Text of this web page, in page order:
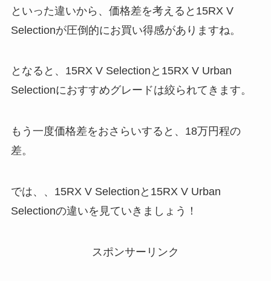
といった違いから、価格差を考えると15RX V
Selectionが圧倒的にお買い得感がありますね。
となると、15RX V Selectionと15RX V Urban
Selectionにおすすめグレードは絞られてきます。
もう一度価格差をおさらいすると、18万円程の
差。
では、、15RX V Selectionと15RX V Urban
Selectionの違いを見ていきましょう！
スポンサーリンク